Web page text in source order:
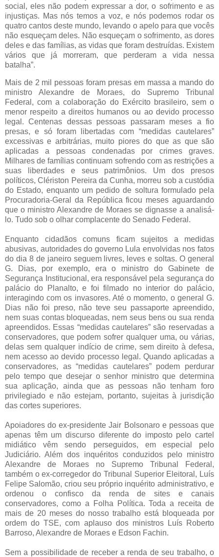
social, eles não podem expressar a dor, o sofrimento e as
injustiças. Mas nós temos a voz, e nós podemos rodar os
quatro cantos deste mundo, levando o apelo para que vocês
não esqueçam deles. Não esqueçam o sofrimento, as dores
deles e das famílias, as vidas que foram destruídas. Existem
vários que já morreram, que perderam a vida nessa
batalha”.
Mais de 2 mil pessoas foram presas em massa a mando do
ministro Alexandre de Moraes, do Supremo Tribunal
Federal, com a colaboração do Exército brasileiro, sem o
menor respeito a direitos humanos ou ao devido processo
legal. Centenas dessas pessoas passaram meses a fio
presas, e só foram libertadas com “medidas cautelares”
excessivas e arbitrárias, muito piores do que as que são
aplicadas a pessoas condenadas por crimes graves.
Milhares de famílias continuam sofrendo com as restrições a
suas liberdades e seus patrimônios. Um dos presos
políticos, Clériston Pereira da Cunha, morreu sob a custódia
do Estado, enquanto um pedido de soltura formulado pela
Procuradoria-Geral da República ficou meses aguardando
que o ministro Alexandre de Moraes se dignasse a analisá-
lo. Tudo sob o olhar complacente do Senado Federal.
Enquanto cidadãos comuns ficam sujeitos a medidas
abusivas, autoridades do governo Lula envolvidas nos fatos
do dia 8 de janeiro seguem livres, leves e soltas. O general
G. Dias, por exemplo, era o ministro do Gabinete de
Segurança Institucional, era responsável pela segurança do
palácio do Planalto, e foi filmado no interior do palácio,
interagindo com os invasores. Até o momento, o general G.
Dias não foi preso, não teve seu passaporte apreendido,
nem suas contas bloqueadas, nem seus bens ou sua renda
apreendidos. Essas “medidas cautelares” são reservadas a
conservadores, que podem sofrer qualquer uma, ou várias,
delas sem qualquer indício de crime, sem direito à defesa,
nem acesso ao devido processo legal. Quando aplicadas a
conservadores, as “medidas cautelares” podem perdurar
pelo tempo que desejar o senhor ministro que determina
sua aplicação, ainda que as pessoas não tenham foro
privilegiado e não estejam, portanto, sujeitas à jurisdição
das cortes superiores.
Apoiadores do ex-presidente Jair Bolsonaro e pessoas que
apenas têm um discurso diferente do imposto pelo cartel
midiático vêm sendo perseguidos, em especial pelo
Judiciário. Além dos inquéritos conduzidos pelo ministro
Alexandre de Moraes no Supremo Tribunal Federal,
também o ex-corregedor do Tribunal Superior Eleitoral, Luís
Felipe Salomão, criou seu próprio inquérito administrativo, e
ordenou o confisco da renda de sites e canais
conservadores, como a Folha Política. Toda a receita de
mais de 20 meses do nosso trabalho está bloqueada por
ordem do TSE, com aplauso dos ministros Luís Roberto
Barroso, Alexandre de Moraes e Edson Fachin.
Sem a possibilidade de receber a renda de seu trabalho, o